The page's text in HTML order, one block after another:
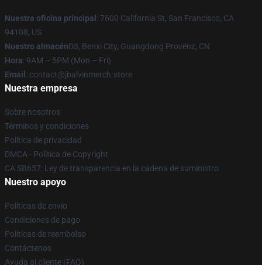
Nuestra oficina principal : 7600 California St, San Francisco, CA
94108, US
Nuestro almacénD3, Benxi City, Guangdong Provënz, CN
Hora: 9AM – 5PM (Mon – Fri)
Email : contact@jbalvinmerch.store
Nuestra empresa
Sobre nosotros
Términos y condiciones
Política de privacidad
DMCA - Política de Copyright
CA SB657: Ley de transparencia en la cadena de suministro
Nuestro apoyo
Políticas de envío
Condiciones de pago
Políticas de reembolso
Contáctenos
Ayuda al cliente (FAQ)